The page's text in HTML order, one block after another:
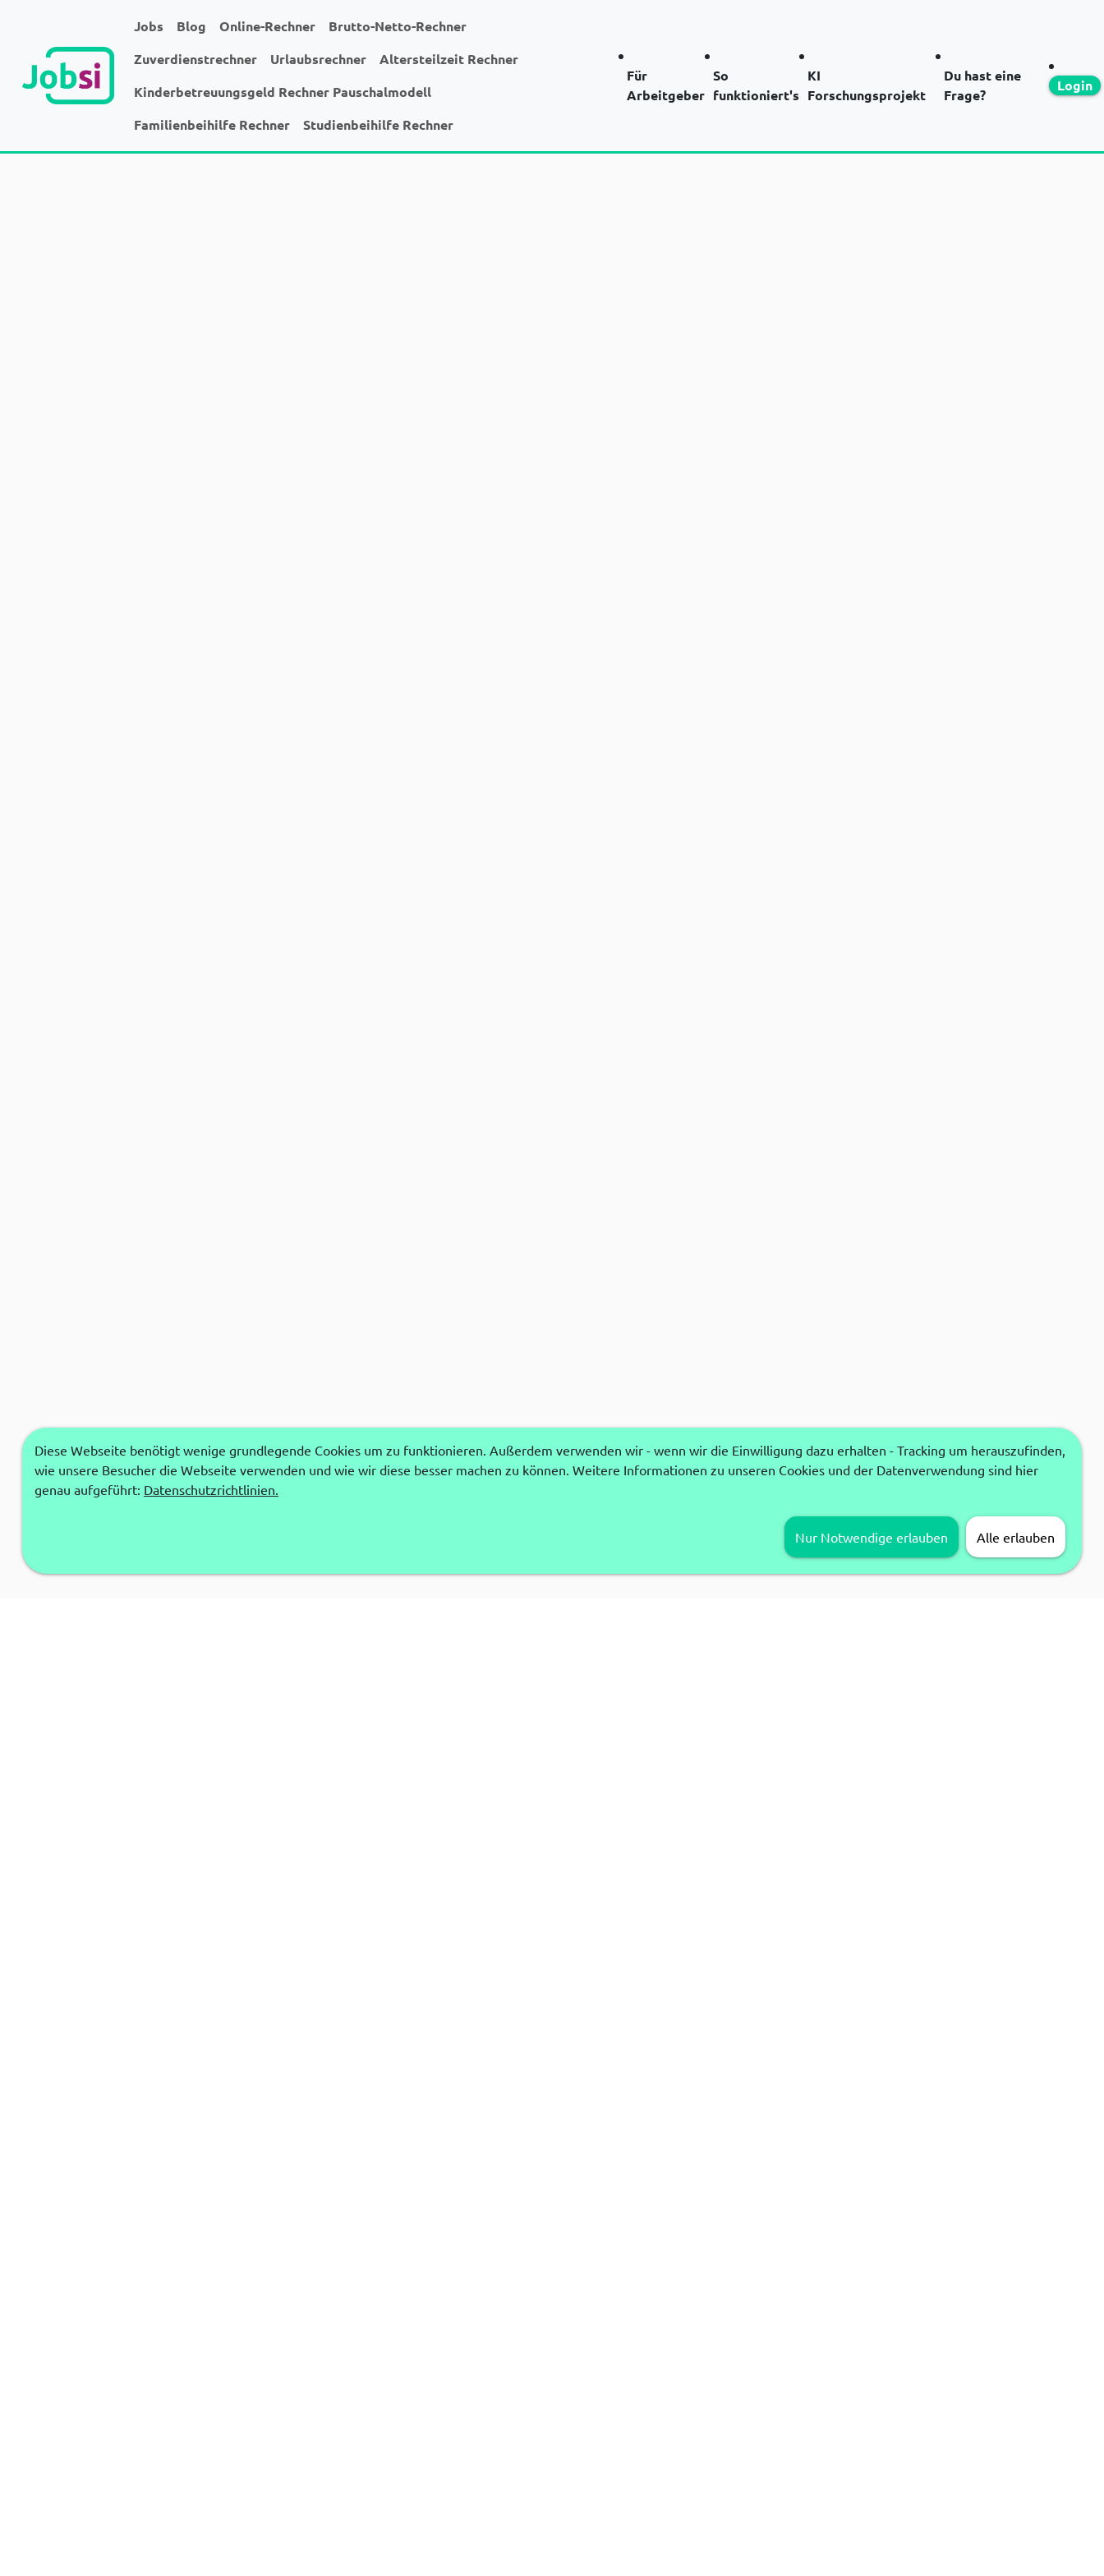
Jobs Blog Online-Rechner
Brutto-Netto-Rechner
Zuverdienstrechner
Urlaubsrechner
Altersteilzeit Rechner
Kinderbetreuungsgeld Rechner Pauschalmodell
Familienbeihilfe Rechner
Studienbeihilfe Rechner
Für
Arbeitgeber
So
funktioniert's
KI
Forschungsprojekt
Du hast eine
Frage?
Login
Diese Webseite benötigt wenige grundlegende Cookies um zu funktionieren. Außerdem verwenden wir - wenn wir die Einwilligung dazu erhalten - Tracking um herauszufinden,
wie unsere Besucher die Webseite verwenden und wie wir diese besser machen zu können. Weitere Informationen zu unseren Cookies und der Datenverwendung sind hier
genau aufgeführt: Datenschutzrichtlinien.
Nur Notwendige erlauben Alle erlauben